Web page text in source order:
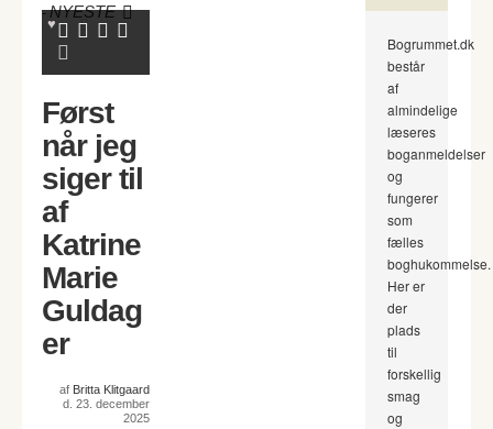
-NYESTE
Først
når jeg
siger til
af
Katrine
Marie
Guldag
er
af Britta Klitgaard
d. 23. december
2025
Bogrummet.dk
består
af
almindelige
læseres
boganmeldelser
og
fungerer
som
fælles
boghukommelse.
Her er
der
plads
til
forskellig
smag
og